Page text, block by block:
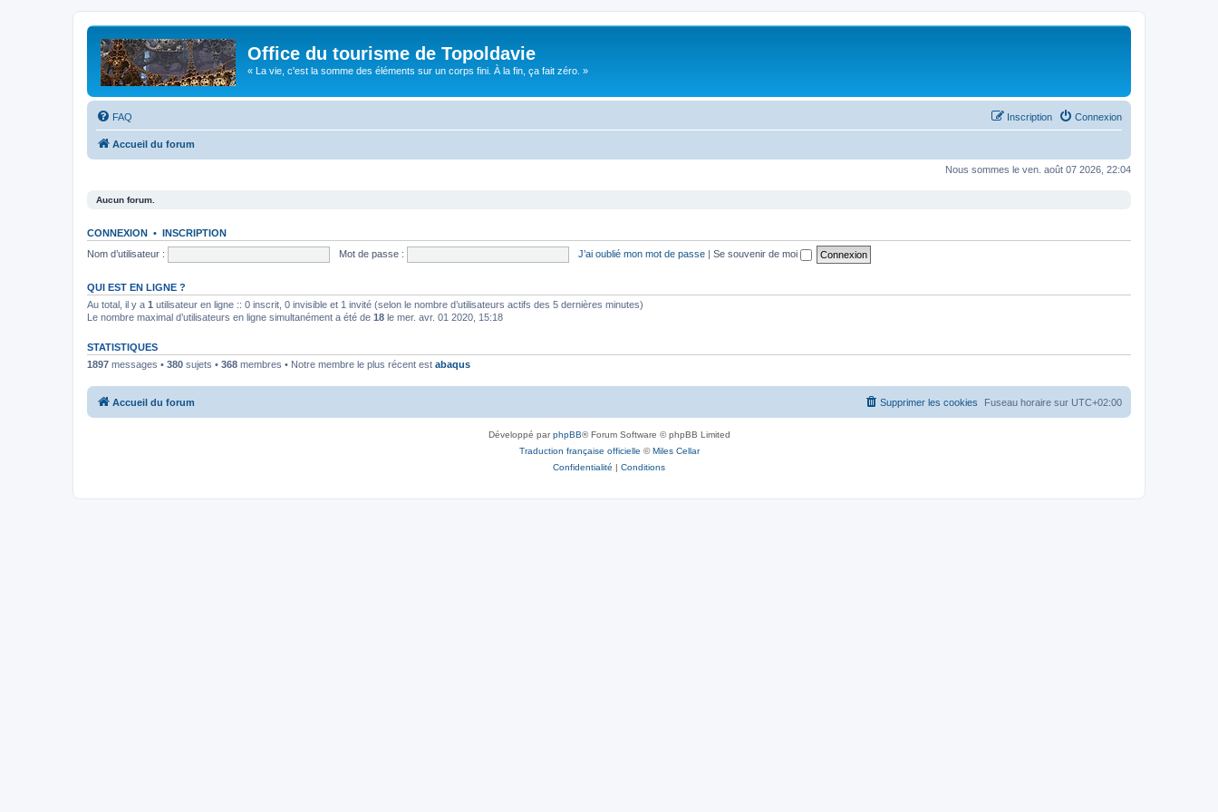
Office du tourisme de Topoldavie
« La vie, c'est la somme des éléments sur un corps fini. À la fin, ça fait zéro. »
FAQ Connexion
Inscription
Accueil du forum
Nous sommes le ven. août 07 2026, 22:04
Aucun forum.
CONNEXION • INSCRIPTION
Nom d’utilisateur :
Mot de passe : J’ai oublié mon mot de passe | Se souvenir de moi
QUI EST EN LIGNE ?
Au total, il y a 1 utilisateur en ligne :: 0 inscrit, 0 invisible et 1 invité (selon le nombre d’utilisateurs actifs des 5 dernières minutes)
Le nombre maximal d’utilisateurs en ligne simultanément a été de 18 le mer. avr. 01 2020, 15:18
STATISTIQUES
1897 messages • 380 sujets • 368 membres • Notre membre le plus récent est abaqus
Accueil du forum Fuseau horaire sur UTC+02:00
Supprimer les cookies
Développé parphpBB® Forum Software © phpBB Limited
Traduction française officielle ©Miles Cellar
Confidentialité | Conditions